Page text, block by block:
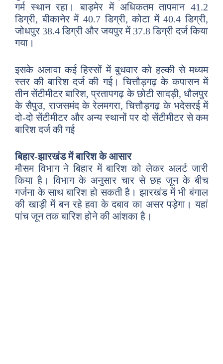
गर्म स्थान रहा। बाड़मेर में अधिकतम तापमान 41.2
डिग्री, बीकानेर में 40.7 डिग्री, कोटा में 40.4 डिग्री,
जोधपुर 38.4 डिग्री और जयपुर में 37.8 डिग्री दर्ज किया
गया।
इसके अलावा कई हिस्सों में बुधवार को हल्की से मध्यम
स्तर की बारिश दर्ज की गई। चित्तौड़गढ़ के कपासन में
तीन सेंटीमीटर बारिश, प्रतापगढ़ के छोटी सादड़ी, धौलपुर
के सैपुउ, राजसमंद के रेलमगरा, चित्तौड़गढ़ के भदेसरई में
दो-दो सेंटीमीटर और अन्य स्थानों पर दो सेंटीमीटर से कम
बारिश दर्ज की गई
बिहार-झारखंड में बारिश के आसार
मौसम विभाग ने बिहार में बारिश को लेकर अलर्ट जारी
किया है। विभाग के अनुसार चार से छह जून के बीच
गर्जना के साथ बारिश हो सकती है। झारखंड में भी बंगाल
की खाड़ी में बन रहे हवा के दबाव का असर पड़ेगा। यहां
पांच जून तक बारिश होने की आंशका है।